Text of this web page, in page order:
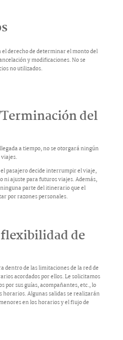
derecho de determinar el monto del
y modificaciones. No se
no utilizados.
del
a tiempo, no se otorgará ningún
pasajero decide interrumpir el viaje,
ni ajuste para futuros viajes. Además,
parte del itinerario que el
por razones personales.
de
dentro de las limitaciones de la red de
acordados por ellos. Le solicitamos
por sus guías, acompañantes, etc., lo
Algunas salidas se realizarán
en los horarios y el flujo de